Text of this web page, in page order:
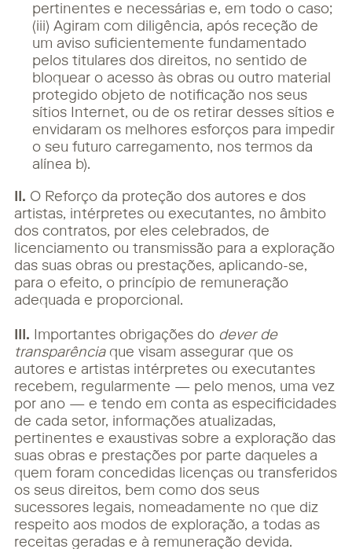
pertinentes e necessárias e, em todo o caso;
(iii) Agiram com diligência, após receção de
um aviso suficientemente fundamentado
pelos titulares dos direitos, no sentido de
bloquear o acesso às obras ou outro material
protegido objeto de notificação nos seus
sítios Internet, ou de os retirar desses sítios e
envidaram os melhores esforços para impedir
o seu futuro carregamento, nos termos da
alínea b).
II. O Reforço da proteção dos autores e dos
artistas, intérpretes ou executantes, no âmbito
dos contratos, por eles celebrados, de
licenciamento ou transmissão para a exploração
das suas obras ou prestações, aplicando-se,
para o efeito, o princípio de remuneração
adequada e proporcional.
III. Importantes obrigações do dever de
transparência que visam assegurar que os
autores e artistas intérpretes ou executantes
recebem, regularmente — pelo menos, uma vez
por ano — e tendo em conta as especificidades
de cada setor, informações atualizadas,
pertinentes e exaustivas sobre a exploração das
suas obras e prestações por parte daqueles a
quem foram concedidas licenças ou transferidos
os seus direitos, bem como dos seus
sucessores legais, nomeadamente no que diz
respeito aos modos de exploração, a todas as
receitas geradas e à remuneração devida.